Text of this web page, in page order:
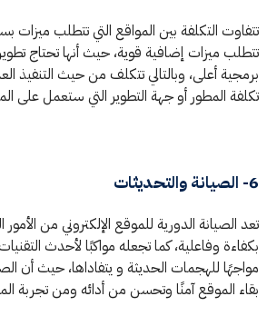
تتفاوت التكلفة بين المواقع التي تتطلب ميزات
تتطلب ميزات إضافية قوية، حيث أنها تحتاج
برمجية أعلى، وبالتالي تتكلف من حيث التنفيذ
تكلفة المطور أو جهة التطوير التي ستعمل على
6- الصيانة والتحديثات
تعد الصيانة الدورية للموقع الإلكتروني من
بكفاءة وفاعلية، كما تجعله مواكبًا لأحدث
مواجهًا للهجمات الحديثة و يتفاداها، حيث أن
بقاء الموقع آمنًا وتحسن من أدائه ومن تجربة